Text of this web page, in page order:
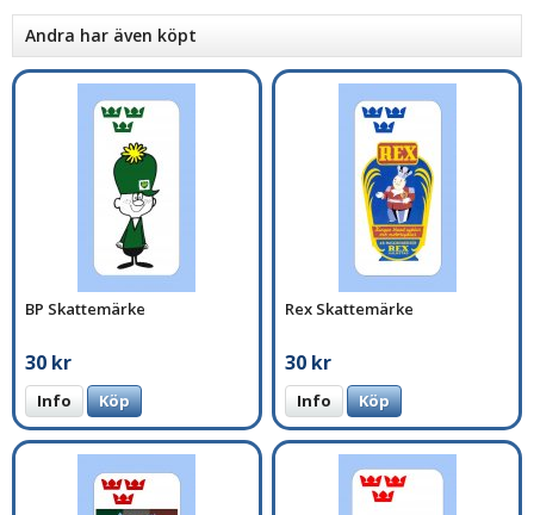
Andra har även köpt
BP Skattemärke
30 kr
Info Köp
Rex Skattemärke
30 kr
Info Köp